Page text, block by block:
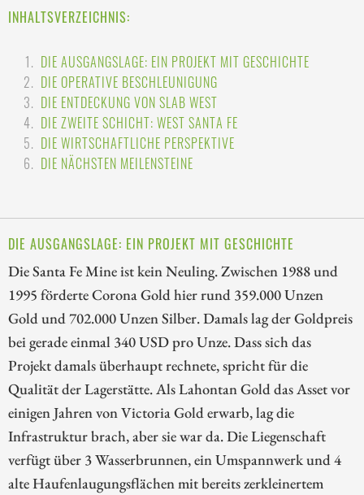
INHALTSVERZEICHNIS:
DIE AUSGANGSLAGE: EIN PROJEKT MIT GESCHICHTE
DIE OPERATIVE BESCHLEUNIGUNG
DIE ENTDECKUNG VON SLAB WEST
DIE ZWEITE SCHICHT: WEST SANTA FE
DIE WIRTSCHAFTLICHE PERSPEKTIVE
DIE NÄCHSTEN MEILENSTEINE
DIE AUSGANGSLAGE: EIN PROJEKT MIT GESCHICHTE
Die Santa Fe Mine ist kein Neuling. Zwischen 1988 und
1995 förderte Corona Gold hier rund 359.000 Unzen
Gold und 702.000 Unzen Silber. Damals lag der Goldpreis
bei gerade einmal 340 USD pro Unze. Dass sich das
Projekt damals überhaupt rechnete, spricht für die
Qualität der Lagerstätte. Als Lahontan Gold das Asset vor
einigen Jahren von Victoria Gold erwarb, lag die
Infrastruktur brach, aber sie war da. Die Liegenschaft
verfügt über 3 Wasserbrunnen, ein Umspannwerk und 4
alte Haufenlaugungsflächen mit bereits zerkleinertem